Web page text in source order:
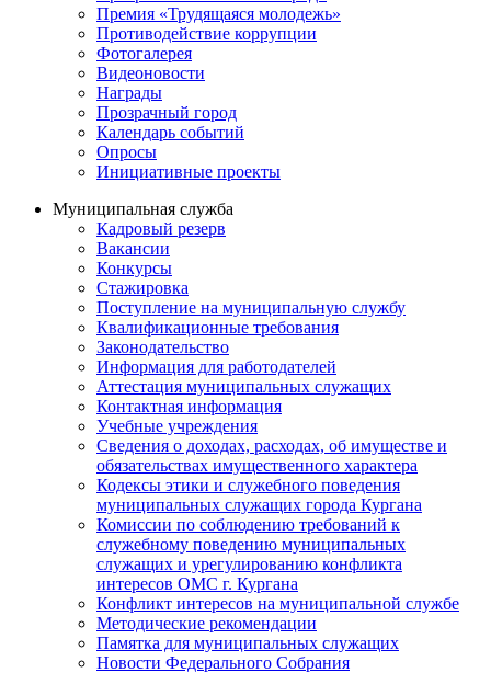
Премия «Трудящаяся молодежь»
Противодействие коррупции
Фотогалерея
Видеоновости
Награды
Прозрачный город
Календарь событий
Опросы
Инициативные проекты
Муниципальная служба
Кадровый резерв
Вакансии
Конкурсы
Стажировка
Поступление на муниципальную службу
Квалификационные требования
Законодательство
Информация для работодателей
Аттестация муниципальных служащих
Контактная информация
Учебные учреждения
Сведения о доходах, расходах, об имуществе и
обязательствах имущественного характера
Кодексы этики и служебного поведения
муниципальных служащих города Кургана
Комиссии по соблюдению требований к
служебному поведению муниципальных
служащих и урегулированию конфликта
интересов ОМС г. Кургана
Конфликт интересов на муниципальной службе
Методические рекомендации
Памятка для муниципальных служащих
Новости Федерального Cобрания